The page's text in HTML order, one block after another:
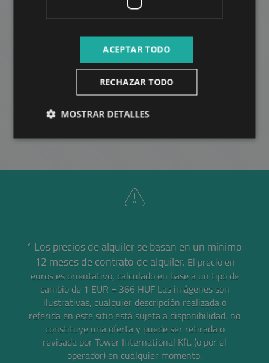
851.000 HUF
Distrito 13 • Studio • 150 m
* Los precios de alquiler se basan en un mínimo
12 meses de contrato de alquiler. El precio en
euros es orientativo, calculado en base a un tipo de
cambio de 1 EUR = 366 HUF Las imágenes son
ilustrativas, cualquier descripción realizada o
referida en este sitio está sujeta a disponibilidad, no
constituye una oferta y puede ser retirada o
revisada por Tower International Kft. (o por el
operador) en cualquier momento.
ACEPTAR TODO
RECHAZAR TODO
MOSTRAR DETALLES